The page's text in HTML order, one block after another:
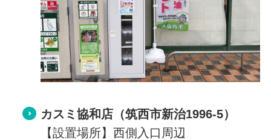
カスミ協和店（筑西市新治1996-5）
【設置場所】西側入口周辺